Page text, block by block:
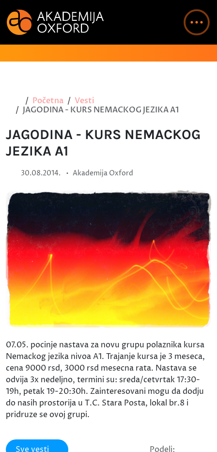
Početna
Vesti
JAGODINA - KURS NEMACKOG JEZIKA A1
JAGODINA - KURS NEMACKOG
JEZIKA A1
30.08.2014. • Akademija Oxford
07.05. pocinje nastava za novu grupu polaznika kursa
Nemackog jezika nivoa A1. Trajanje kursa je 3 meseca,
cena 9000 rsd, 3000 rsd mesecna rata. Nastava se
odvija 3x nedeljno, termini su: sreda/cetvrtak 17:30-
19h, petak 19-20:30h. Zainteresovani mogu da dodju
do nasih prostorija u T.C. Stara Posta, lokal br.8 i
pridruze se ovoj grupi.
Sve vesti Podeli: